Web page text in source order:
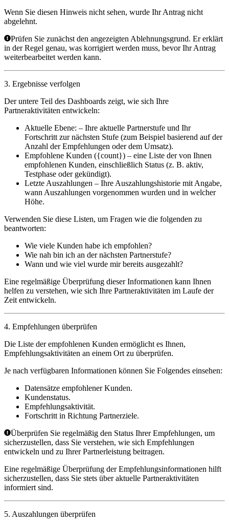
Wenn Sie diesen Hinweis nicht sehen, wurde Ihr Antrag nicht
abgelehnt.
Prüfen Sie zunächst den angezeigten Ablehnungsgrund. Er erklärt
in der Regel genau, was korrigiert werden muss, bevor Ihr Antrag
weiterbearbeitet werden kann.
3. Ergebnisse verfolgen
Der untere Teil des Dashboards zeigt, wie sich Ihre
Partneraktivitäten entwickeln:
Aktuelle Ebene: – Ihre aktuelle Partnerstufe und Ihr
Fortschritt zur nächsten Stufe (zum Beispiel basierend auf der
Anzahl der Empfehlungen oder dem Umsatz).
Empfohlene Kunden ({count}) – eine Liste der von Ihnen
empfohlenen Kunden, einschließlich Status (z. B. aktiv,
Testphase oder gekündigt).
Letzte Auszahlungen – Ihre Auszahlungshistorie mit Angabe,
wann Auszahlungen vorgenommen wurden und in welcher
Höhe.
Verwenden Sie diese Listen, um Fragen wie die folgenden zu
beantworten:
Wie viele Kunden habe ich empfohlen?
Wie nah bin ich an der nächsten Partnerstufe?
Wann und wie viel wurde mir bereits ausgezahlt?
Eine regelmäßige Überprüfung dieser Informationen kann Ihnen
helfen zu verstehen, wie sich Ihre Partneraktivitäten im Laufe der
Zeit entwickeln.
4. Empfehlungen überprüfen
Die Liste der empfohlenen Kunden ermöglicht es Ihnen,
Empfehlungsaktivitäten an einem Ort zu überprüfen.
Je nach verfügbaren Informationen können Sie Folgendes einsehen:
Datensätze empfohlener Kunden.
Kundenstatus.
Empfehlungsaktivität.
Fortschritt in Richtung Partnerziele.
Überprüfen Sie regelmäßig den Status Ihrer Empfehlungen, um
sicherzustellen, dass Sie verstehen, wie sich Empfehlungen
entwickeln und zu Ihrer Partnerleistung beitragen.
Eine regelmäßige Überprüfung der Empfehlungsinformationen hilft
sicherzustellen, dass Sie stets über aktuelle Partneraktivitäten
informiert sind.
5. Auszahlungen überprüfen